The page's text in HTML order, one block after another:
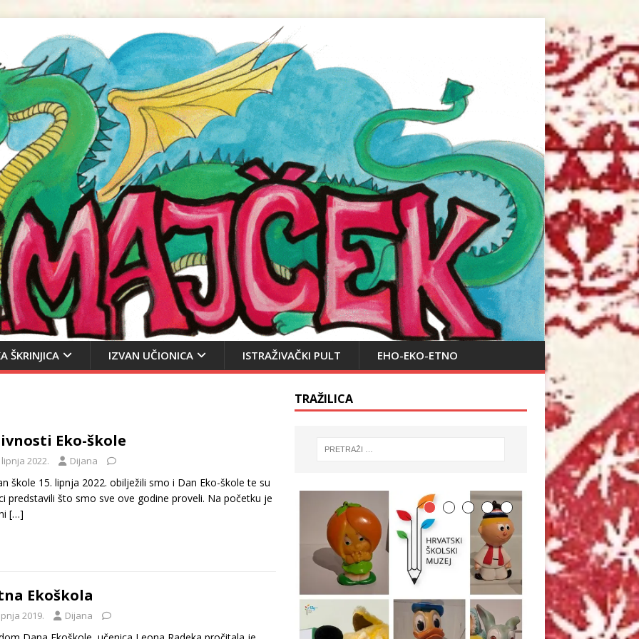
ŠKRINJICA IZVAN UČIONICA ISTRAŽIVAČKI PULT EHO-EKO-ETNO
Eko-škole
lipnja 2022. Dijana
škole 15. lipnja 2022. obilježili smo i Dan Eko-škole te su
predstavili što smo sve ove godine proveli. Na početku je
[…]
Ekoškola
2019. Dijana
TRAŽILICA